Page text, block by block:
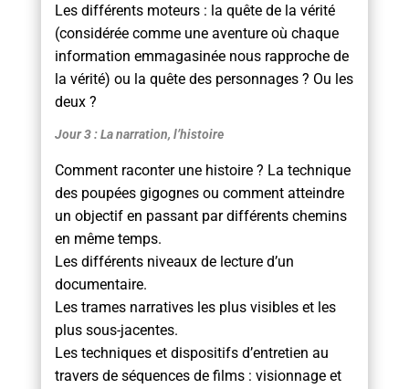
Les différents moteurs : la quête de la vérité
(considérée comme une aventure où chaque
information emmagasinée nous rapproche de
la vérité) ou la quête des personnages ? Ou les
deux ?
Jour 3 : La narration, l’histoire
Comment raconter une histoire ? La technique
des poupées gigognes ou comment atteindre
un objectif en passant par différents chemins
en même temps.
Les différents niveaux de lecture d’un
documentaire.
Les trames narratives les plus visibles et les
plus sous-jacentes.
Les techniques et dispositifs d’entretien au
travers de séquences de films : visionnage et